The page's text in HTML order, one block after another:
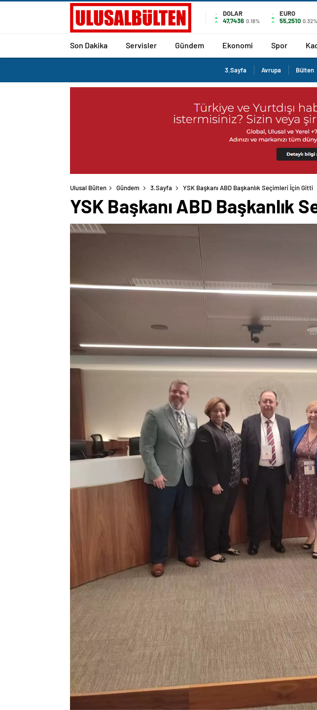
DOLAR
47,7436 0.18%
EURO
55,2510 0.32%
Son Dakika Servisler Gündem Ekonomi Spor
3.Sayfa Avrupa Bülten
Ulusal Bülten Gündem 3.Sayfa YSK Başkanı ABD Başkanlık Seçimleri İçin Gitti
YSK Başkanı ABD Başkanlık